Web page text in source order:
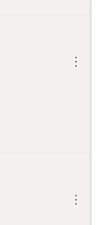
︙
︙